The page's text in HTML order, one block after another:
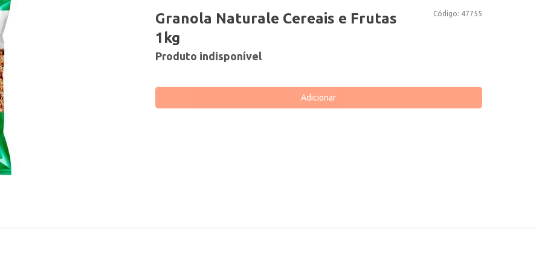
Código: 47755
Granola Naturale Cereais e Frutas
1kg
Produto indisponível
Adicionar